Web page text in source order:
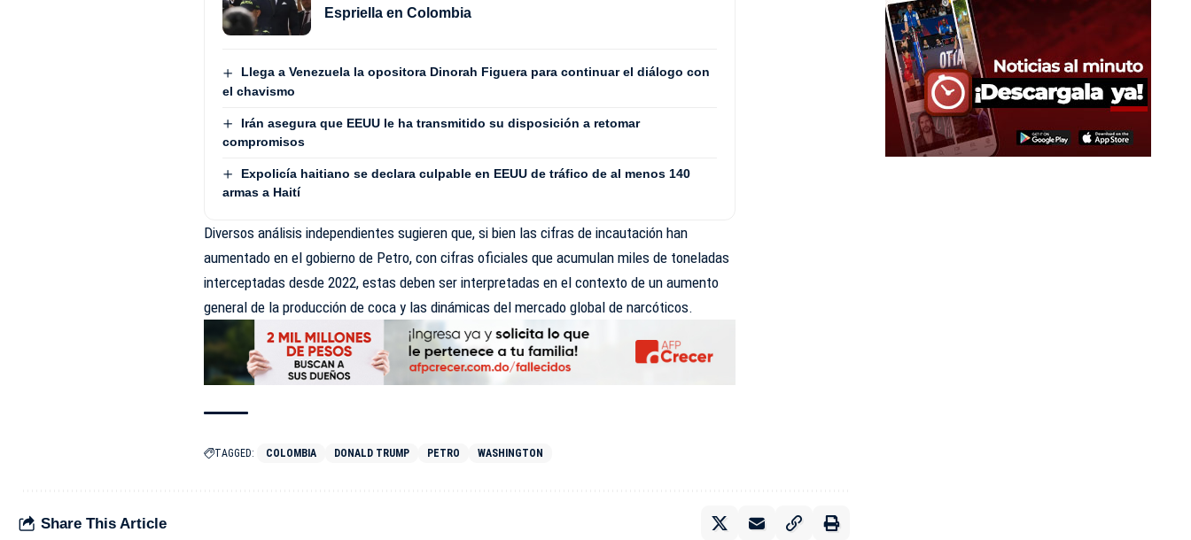
Espriella en Colombia
Llega a Venezuela la opositora Dinorah Figuera para continuar el diálogo con
el chavismo
Irán asegura que EEUU le ha transmitido su disposición a retomar
compromisos
Expolicía haitiano se declara culpable en EEUU de tráfico de al menos 140
armas a Haití
Diversos análisis independientes sugieren que, si bien las cifras de incautación han
aumentado en el gobierno de Petro, con cifras oficiales que acumulan miles de toneladas
interceptadas desde 2022, estas deben ser interpretadas en el contexto de un aumento
general de la producción de coca y las dinámicas del mercado global de narcóticos.
TAGGED: COLOMBIA DONALD TRUMP PETRO WASHINGTON
Share This Article